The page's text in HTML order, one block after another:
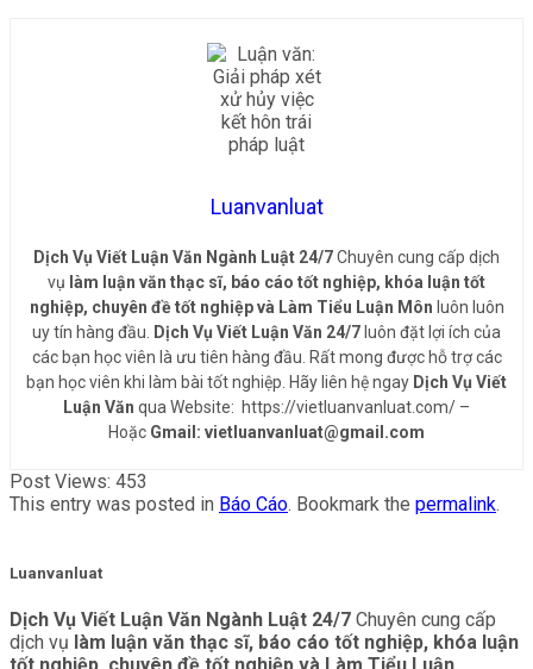
Luanvanluat
Dịch Vụ Viết Luận Văn Ngành Luật 24/7Chuyên cung cấp dịch
vụ làm luận văn thạc sĩ, báo cáo tốt nghiệp, khóa luận tốt
nghiệp, chuyên đề tốt nghiệp và Làm Tiểu Luận Môn luôn luôn
uy tín hàng đầu.
Dịch Vụ Viết Luận Văn 24/7 luôn đặt lợi ích của
các bạn học viên là ưu tiên hàng đầu. Rất mong được hỗ trợ các
bạn học viên khi làm bài tốt nghiệp. Hãy liên hệ ngay Dịch Vụ Viết
Luận Văn qua Website: https://vietluanvanluat.com/ –
Hoặc Gmail: vietluanvanluat@gmail.com
Post Views: 453
This entry was posted in Báo Cáo. Bookmark the permalink.
Luanvanluat
Dịch Vụ Viết Luận Văn Ngành Luật 24/7 Chuyên cung cấp
dịch vụ làm luận văn thạc sĩ, báo cáo tốt nghiệp, khóa luận